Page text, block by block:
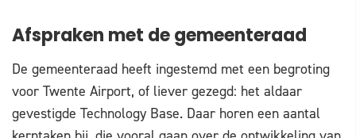
Afspraken met de gemeenteraad
De gemeenteraad heeft ingestemd met een begroting
voor Twente Airport, of liever gezegd: het aldaar
gevestigde Technology Base. Daar horen een aantal